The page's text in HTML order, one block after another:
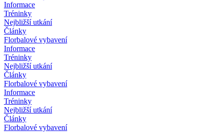
Informace
Tréninky
Nejbližší utkání
Články
Florbalové vybavení
Informace
Tréninky
Nejbližší utkání
Články
Florbalové vybavení
Informace
Tréninky
Nejbližší utkání
Články
Florbalové vybavení